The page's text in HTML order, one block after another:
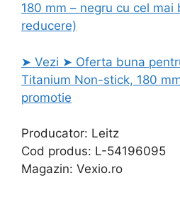
180 mm – negru cu cel mai
reducere)
➤ Vezi ➤ Oferta buna
Titanium Non-stick, 180
promotie
Producator: Leitz
Cod produs: L-54196095
Magazin: Vexio.ro